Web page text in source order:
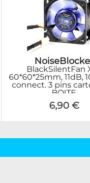
BlackSilentFan
60*60*25mm, 11dB,
connect. 3 pins
BOITE
6,90 €